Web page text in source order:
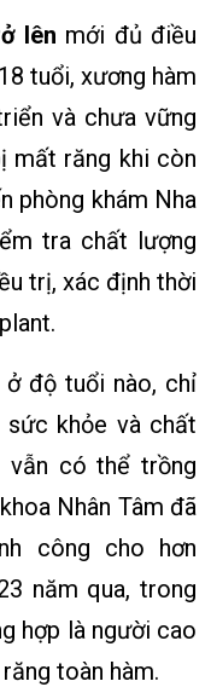
lên mới đủ điều
tuổi, xương hàm
và chưa vững
mất răng khi còn
phòng khám Nha
tra chất lượng
trị, xác định thời
ở độ tuổi nào, chỉ
khỏe và chất
vẫn có thể trồng
Nhân Tâm đã
công cho hơn
năm qua, trong
hợp là người cao
toàn hàm.